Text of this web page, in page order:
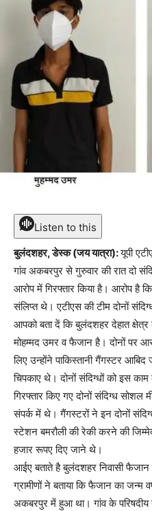
Listen to this
बुलंदशहर, डेस्क (जय यात्रा):यूपी
गांव अकबरपुर से गुरुवार की रात दो
आरोप में गिरफ्तार किया है। आरोप है कि
संलिप्त थे। एटीएस की टीम दोनों
आपको बता दें कि बुलंदशहर देहात क्षेत्र
मोहम्मद उमर व फैजान है। दोनों पर
लिए उन्होंने पाकिस्तानी गैंगस्टर
चिपकाए थे। दोनों संदिग्धों को इस
गिरफ्तार किए गए दोनों संदिग्ध सोशल
संपर्क में थे। गैंगस्टरों ने इन दोनों
स्टेशन बमरौली की रेकी करने की
हजार रूपए दिए जाने थे।
आईए बताते है बुलंदशहर निवासी फैजान
ग्रामीणों ने बताया कि फैजान का
अकबरपुर में हुआ था। गांव के